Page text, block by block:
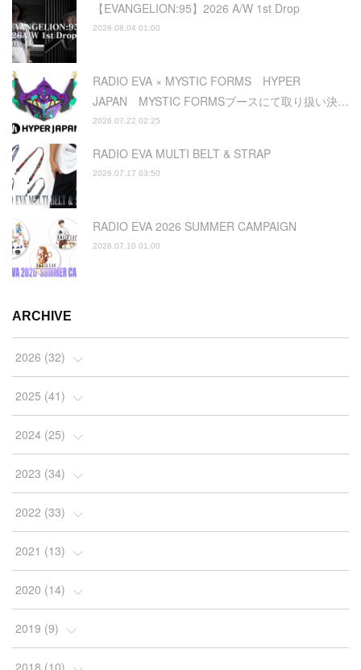
【EVANGELION:95】2026 A/W 1st Drop
2026.08.04 01:00
RADIO EVA × MYSTIC FORMS HYPER
JAPAN MYSTIC FORMSブースにて取り扱い決…
2026.07.22 02:25
RADIO EVA MULTI BELT & STRAP
2026.07.17 03:50
RADIO EVA 2026 SUMMER CAMPAIGN
2026.07.10 01:00
ARCHIVE
2026 (32)
(2)
(4)
(2)
(3)
( 4)
2025 (41)
(5)
(4)
(4)
(7)
( 4)
2024 (25)
(1)
(2)
(2)
( 2)
(4
2023 (34)
(3)
(4)
( 7)
(2
( 2)
2022 (33)
(3)
(10
(2
( 3)
2021 (13)
(1)
(9
(1)
2020 (14)
(2
(3)
2019 (9)
(1)